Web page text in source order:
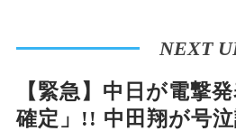
NEXT
【緊急】中日が電撃
確定」!! 中田翔が号